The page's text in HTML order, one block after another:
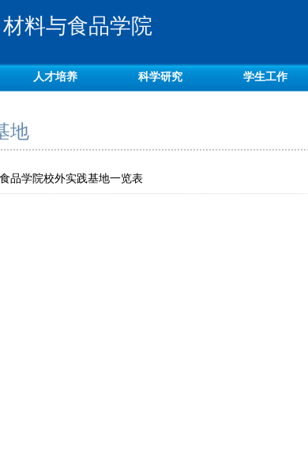
材料与食品学院
人才培养 科学研究 学生工作
地
品学院校外实践基地一览表